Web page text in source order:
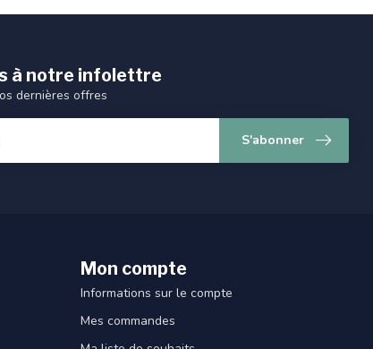
à notre infolettre
dernières offres
S'abonner
Mon compte
Informations sur le compte
Mes commandes